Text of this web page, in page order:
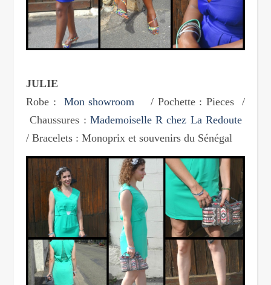
JULIE
Robe : Mon showroom
/ Pochette : Pieces /
Chaussures : Mademoiselle R chez La Redoute
/ Bracelets : Monoprix et souvenirs du Sénégal